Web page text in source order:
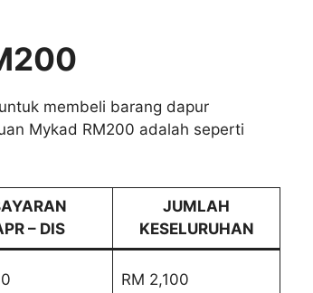
membeli barang dapur
Mykad RM200 adalah seperti
– DIS
JUMLAH
KESELURUHAN
RM 2,100